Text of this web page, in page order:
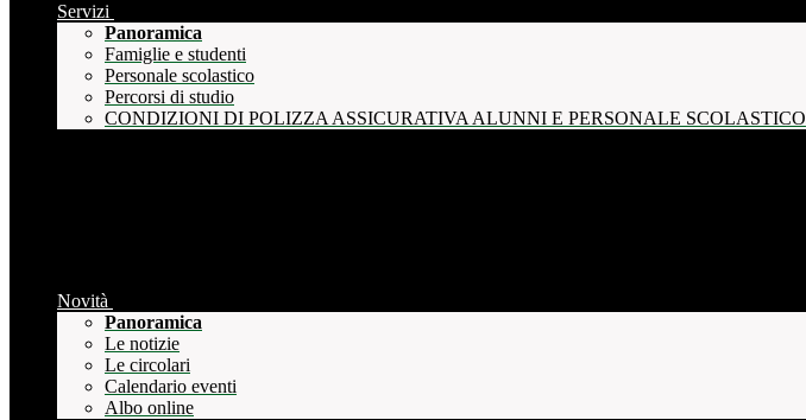
Servizi
Panoramica
Famiglie e studenti
Personale scolastico
Percorsi di studio
CONDIZIONI DI POLIZZA ASSICURATIVA ALUNNI E PERSONALE SCOLASTICO
Novità
Panoramica
Le notizie
Le circolari
Calendario eventi
Albo online